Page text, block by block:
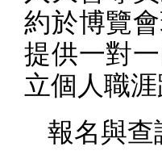
約於博覽
提供一對
立個人職涯
報名與